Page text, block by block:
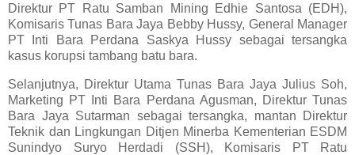
Direktur PT Ratu Samban Mining Edhie Santosa (EDH),
Komisaris Tunas Bara Jaya Bebby Hussy, General Manager
PT Inti Bara Perdana Saskya Hussy sebagai tersangka
kasus korupsi tambang batu bara.
Selanjutnya, Direktur Utama Tunas Bara Jaya Julius Soh,
Marketing PT Inti Bara Perdana Agusman, Direktur Tunas
Bara Jaya Sutarman sebagai tersangka, mantan Direktur
Teknik dan Lingkungan Ditjen Minerba Kementerian ESDM
Sunindyo Suryo Herdadi (SSH), Komisaris PT Ratu